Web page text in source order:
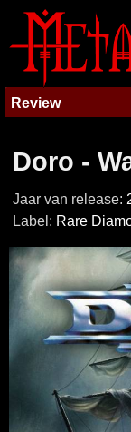
Review
Doro -
Jaar van release:
Label: Rare